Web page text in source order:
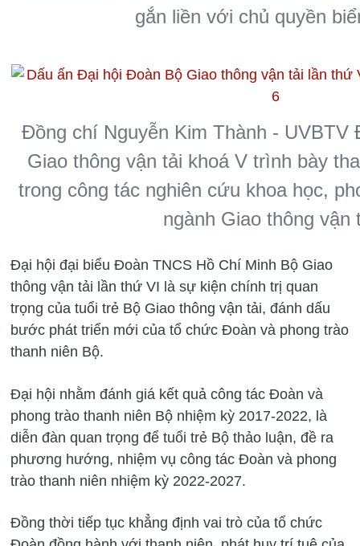
gắn liền với chủ quyền
Đồng chí Nguyễn Kim Thành - UVBTV
Giao thông vận tải khoá V trình bày
trong công tác nghiên cứu khoa học,
ngành Giao thông vận
Đại hội đại biểu Đoàn TNCS Hồ Chí Minh Bộ Giao
thông vận tải lần thứ VI là sự kiện chính trị quan
trọng của tuổi trẻ Bộ Giao thông vận tải, đánh dấu
bước phát triển mới của tổ chức Đoàn và phong trào
thanh niên Bộ.
Đại hội nhằm đánh giá kết quả công tác Đoàn và
phong trào thanh niên Bộ nhiệm kỳ 2017-2022, là
diễn đàn quan trọng để tuổi trẻ Bộ thảo luận, đề ra
phương hướng, nhiệm vụ công tác Đoàn và phong
trào thanh niên nhiệm kỳ 2022-2027.
Đồng thời tiếp tục khẳng định vai trò của tổ chức